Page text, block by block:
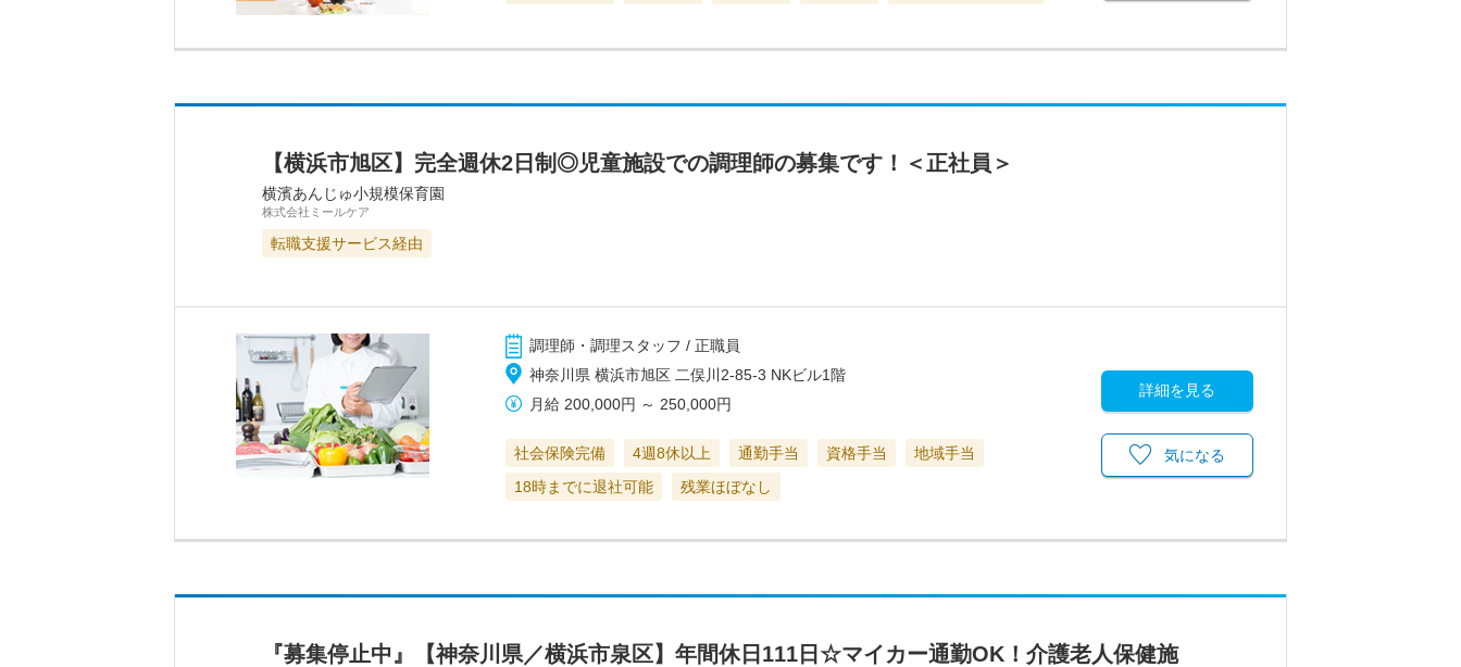
【横浜市旭区】完全週休2日制◎児童施設での調理師の募集です！＜正社員＞
横濱あんじゅ小規模保育園
株式会社ミールケア
転職支援サービス経由
調理師・調理スタッフ / 正職員
神奈川県 横浜市旭区 二俣川2-85-3 NKビル1階
月給 200,000円 ～ 250,000円
社会保険完備 4週8休以上 通勤手当 資格手当
地域手当
18時までに退社可能
残業ほぼなし
詳細を見る
気になる
『募集停止中』【神奈川県／横浜市泉区】年間休日111日☆マイカー通勤OK！介護老人保健施